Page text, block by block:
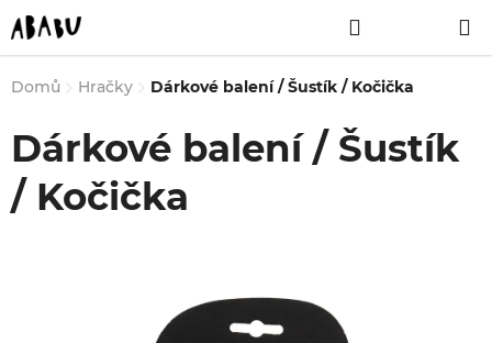
Přejít
na
obsah
NÁKUPNÍ
KOŠÍK
Domů
Hračky Dárkové balení / Šustík / Kočička
Dárkové balení / Šustík
/ Kočička